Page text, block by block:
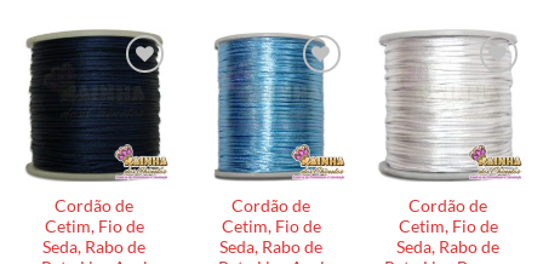
várias
variantes.
As
opções
podem
ser
escolhidas
na
página
tem
várias
variantes.
As
opções
podem
ser
escolhidas
na
várias
variantes.
As
opções
podem
ser
escolhidas
na
página
Cordão de
Cetim, Fio de
Seda, Rabo de
Cordão de
Cetim, Fio de
Seda, Rabo de
Cordão de
Cetim, Fio de
Seda, Rabo de